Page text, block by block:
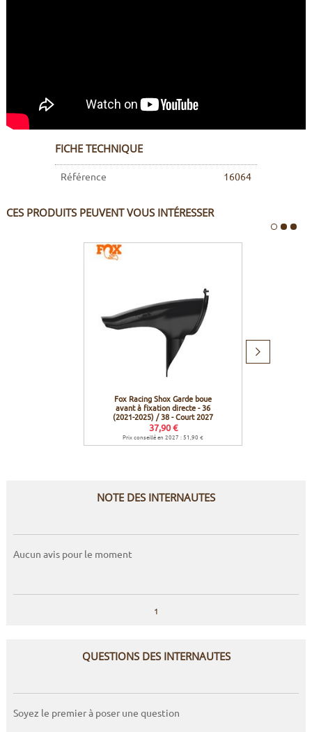
FICHE TECHNIQUE
Référence 16064
CES PRODUITS PEUVENT VOUS INTÉRESSER
Fox Racing Shox Garde boue
avant à fixation directe - 36
(2021-2025) / 38 - Court 2027
37,90 €
Prix conseillé en 2027 : 51,90 €
Produit
NOTE DES INTERNAUTES
Aucun avis pour le moment
1
QUESTIONS DES INTERNAUTES
Soyez le premier à poser une question